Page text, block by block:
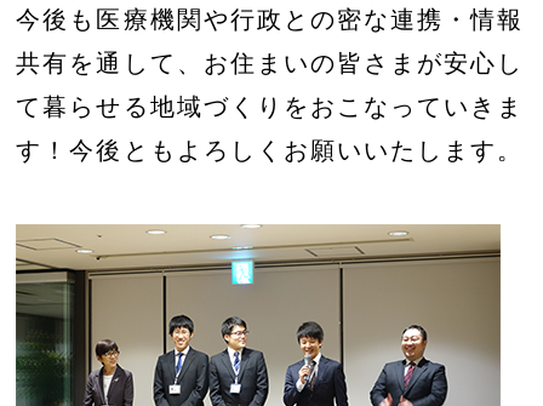
今後も医療機関や行政との密な連携・情報
共有を通して、お住まいの皆さまが安心し
て暮らせる地域づくりをおこなっていきま
す！今後ともよろしくお願いいたします。